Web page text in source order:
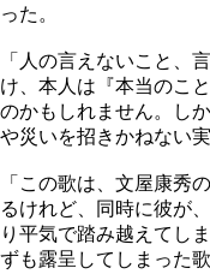
った。
「人の言えないこと、
け、本人は『本当のこ
のかもしれません。し
や災いを招きかねない
「この歌は、文屋康秀
るけれど、同時に彼が
り平気で踏み越えてし
ずも露呈してしまった